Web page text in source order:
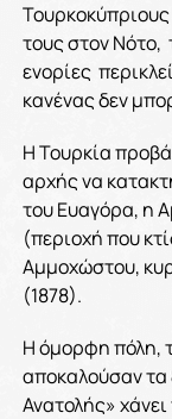
Τουρκοκύπριους
τους στον Νότο,
ενορίες
κανένας δεν
Η Τουρκία
αρχής να
του Ευαγόρα, η
(περιοχή που
Αμμοχώστου,
(1878).
Η όμορφη πόλη,
αποκαλούσαν
Ανατολής»